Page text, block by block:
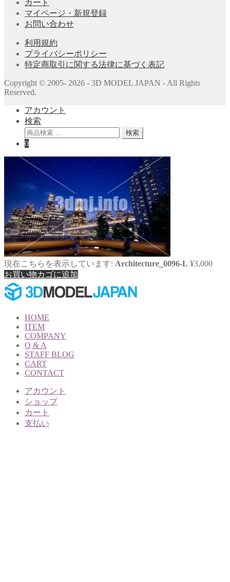
カート
マイページ・新規登録
お問い合わせ
利用規約
プライバシーポリシー
特定商取引に関する法律に基づく表記
Copyright © 2005- 2026 - 3D MODEL JAPAN - All Rights
Reserved.
アカウント
検索
検
索
象:
検索
0
現在こちらを表示しています: Architecture_0096-L ¥3,000
お買い物カゴに追加
HOME
ITEM
COMPANY
Q & A
STAFF BLOG
CART
CONTACT
アカウント
ショップ
カート
支払い